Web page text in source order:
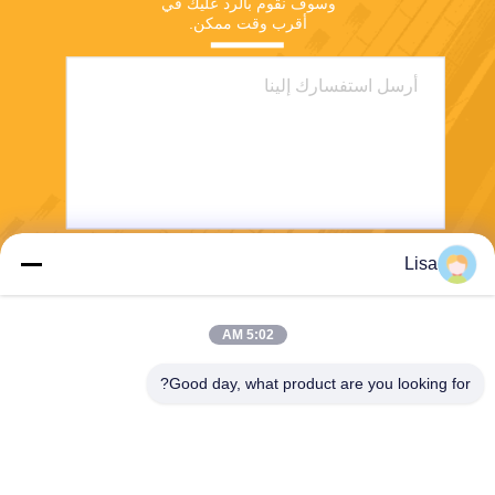
أقرب وقت ممكن.
Lisa
5:02 AM
Good day, what product are you looking for?